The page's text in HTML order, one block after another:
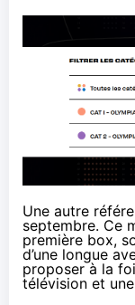
Une autre
septembre. Ce
première box,
d’une longue
proposer à la
télévision et